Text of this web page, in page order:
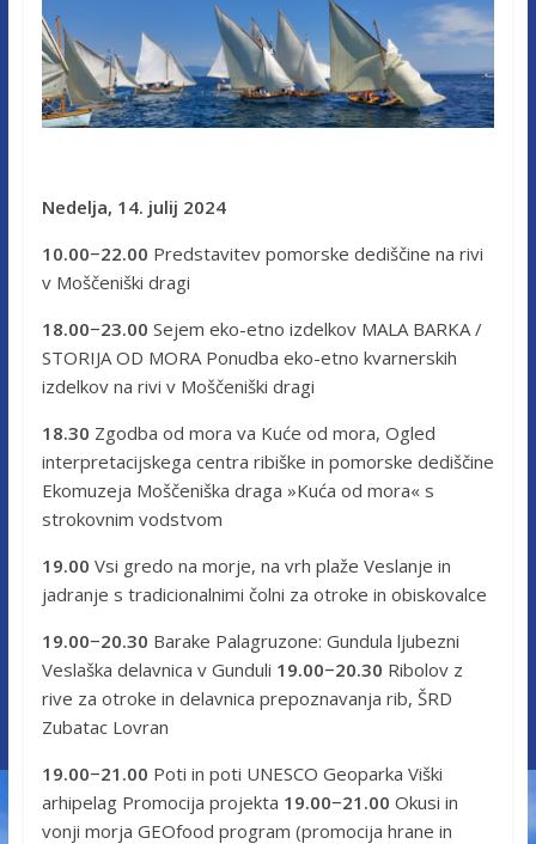
Nedelja, 14. julij 2024
10.00−22.00 Predstavitev pomorske dediščine na rivi
v Moščeniški dragi
18.00−23.00 Sejem eko-​etno izdelkov MALA BARKA /
STORIJA OD MORA Ponudba eko-etno kvarnerskih
izdelkov na rivi v Moščeniški dragi
18.30 Zgodba od mora va Kuće od mora, Ogled
interpretacijskega centra ribiške in pomorske dediščine
Ekomuzeja Moščeniška draga »Kuća od mora« s
strokovnim vodstvom
19.00 Vsi gredo na morje, na vrh plaže Veslanje in
jadranje s tradicionalnimi čolni za otroke in obiskovalce
19.00−20.30 Barake Palagruzone: Gundula ljubezni
Veslaška delavnica v Gunduli 19.00−20.30 Ribolov z
rive za otroke in delavnica prepoznavanja rib, ŠRD
Zubatac Lovran
19.00−21.00 Poti in poti UNESCO Geoparka Viški
arhipelag Promocija projekta 19.00−21.00 Okusi in
vonji morja GEOfood program (promocija hrane in